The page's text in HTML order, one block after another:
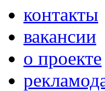
контакты
вакансии
о проекте